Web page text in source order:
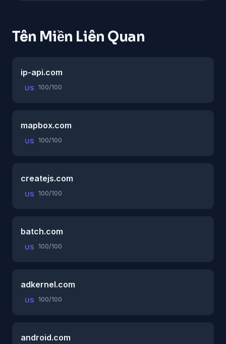
Tên Miền Liên Quan
ip-api.com
US 100/100
mapbox.com
US 100/100
createjs.com
US 100/100
batch.com
US 100/100
adkernel.com
US 100/100
android.com